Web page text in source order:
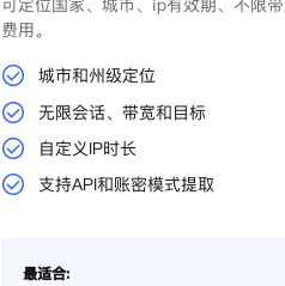
费用。
城市和州级定位
无限会话、带宽和目标
自定义IP时长
支持API和账密模式提取
最适合: